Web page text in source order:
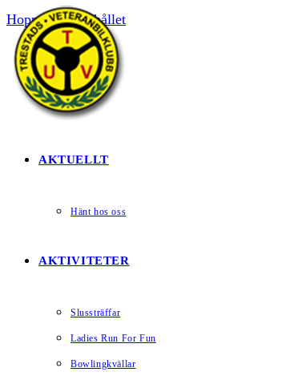
Hoppa till innehållet
HEM
AKTUELLT
Hänt hos oss
AKTIVITETER
Slussträffar
Ladies Run For Fun
Bowlingkvällar